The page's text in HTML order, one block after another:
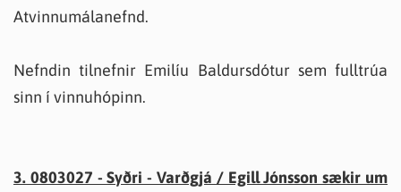
Atvinnumálanefnd.
Nefndin tilnefnir Emilíu Baldursdótur sem fulltrúa
sinn í vinnuhópinn.
3. 0803027 - Syðri - Varðgjá / Egill Jónsson sækir um